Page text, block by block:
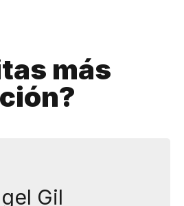
más
Gil